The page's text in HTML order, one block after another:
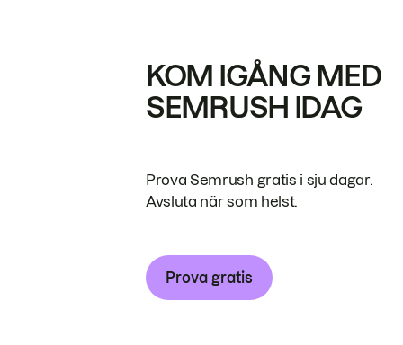
KOM IGÅNG MED
SEMRUSH IDAG
Prova Semrush gratis i sju dagar.
Avsluta när som helst.
Prova gratis